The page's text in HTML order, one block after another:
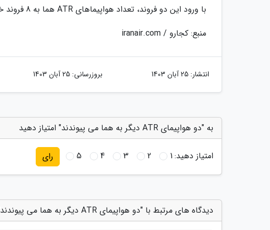
با ورود این دو فروند، تعداد هواپیماهای ATR هما به 8 فروند خواهد رسید.
منبع: کجارو / iranair.com
انتشار: 25 آبان 1403 بروزرسانی: 25 آبان 1403
به "دو هواپیمای ATR دیگر به هما می پیوندند" امتیاز دهید
امتیاز دهید:1
2
3
4
5 رای
دیدگاه های مرتبط با "دو هواپیمای ATR دیگر به هما می پیوندند"